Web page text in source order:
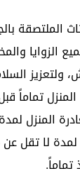
الملتصقة
الزوايا
ولتعزيز
تماماً
المنزل